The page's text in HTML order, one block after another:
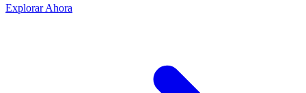
Explorar Ahora